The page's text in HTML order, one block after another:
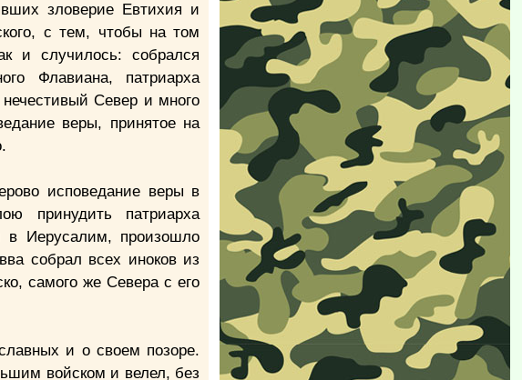
зловерие Евтихия и
с тем, чтобы на том
и случилось: собрался
Флавиана, патриарха
Север и много
веры, принятое на
исповедание веры в
принудить патриарха
в Иерусалим, произошло
собрал всех иноков из
самого же Севера с его
и о своем позоре.
войском и велел, без